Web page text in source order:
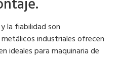
la fiabilidad son
industriales ofrecen
ideales para maquinaria de